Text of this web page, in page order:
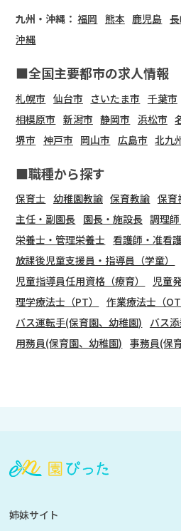
九州・沖縄： 福岡 熊本 鹿児島
沖縄
■全国主要都市の求人情報
札幌市 仙台市 さいたま市 千葉市
相模原市 新潟市 静岡市 浜松市
堺市 神戸市 岡山市 広島市 北九
■職種から探す
保育士 幼稚園教諭 保育教諭 保育
主任・副園長 園長・施設長 調理
栄養士・管理栄養士 看護師・准看
放課後児童支援員・指導員（学童）
児童指導員任用資格（療育）
児童
理学療法士（PT）
作業療法士（OT
バス運転手(保育園、幼稚園)
バス
用務員(保育園、幼稚園) 事務員(保
登
姉妹サイト